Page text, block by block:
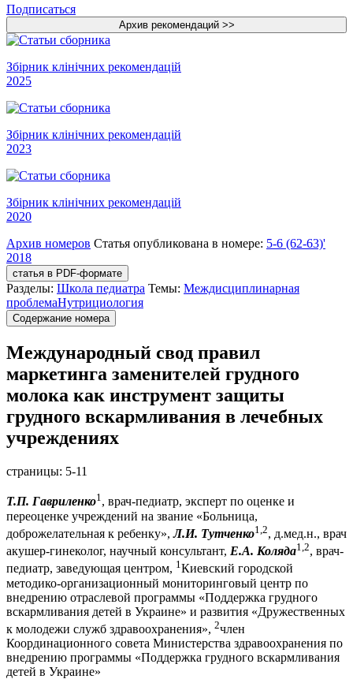
Подписаться
Збірник клінічних рекомендацій
2025
Збірник клінічних рекомендацій
2023
Збірник клінічних рекомендацій
2020
Архив номеров Статья опубликована в номере: 5-6 (62-63)'
2018
статья в PDF-формате
Разделы: Школа педиатра Темы: Междисциплинарная
проблемаНутрициология
Содержание номера
Международный свод правил
маркетинга заменителей грудного
молока как инструмент защиты
грудного вскармливания в лечебных
учреждениях
страницы: 5-11
Т.П. Гавриленко1, врач-педиатр, эксперт по оценке и
переоценке учреждений на звание «Больница,
доброжелательная к ребенку»,Л.И. Тутченко1,2, д.мед.н., врач
акушер-гинеколог, научный консультант, Е.А. Коляда1,2, врач-
педиатр, заведующая центром, 1Киевский городской
методико-организационный мониторинговый центр по
внедрению отраслевой программы «Поддержка грудного
вскармливания детей в Украине» и развития «Дружественных
к молодежи служб здравоохранения», 2член
Координационного совета Министерства здравоохранения по
внедрению программы «Поддержка грудного вскармливания
детей в Украине»